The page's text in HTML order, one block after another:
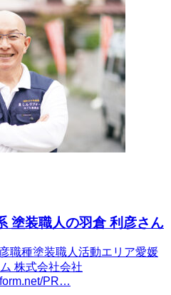
塗装職人の羽倉 利彦さん
職種塗装職人活動エリア愛媛
株式会社会社
PR…